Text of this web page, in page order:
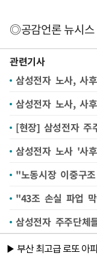
◎공감언론 뉴시스
관련기사